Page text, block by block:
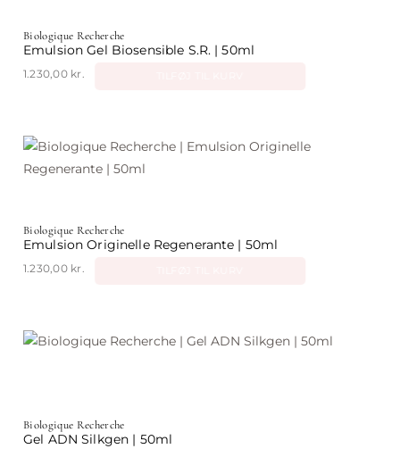
Biologique Recherche
Emulsion Gel Biosensible S.R. | 50ml
1.230,00 kr.
Biologique Recherche
Emulsion Originelle Regenerante | 50ml
1.230,00 kr.
Biologique Recherche
Gel ADN Silkgen | 50ml